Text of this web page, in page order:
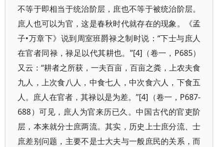
不等于即相当于统治阶层，庶也不等于被统治阶层。
庶人也可以为官，这是春秋时代就存在的现象。《孟
子•万章下》说到周室班爵禄之制时说：“下士与庶人
在官者同禄，禄足以代其耕也。”[4]（卷一，P685）
又云：“耕者之所获，一夫百亩，百亩之粪，上农夫食
九人，上次食八人，中食七人，中次食六人，下食五
人。庶人在官者，其禄以是为差。”[4]（卷一，P687-
688）可见，庶人为官来历已久。中国古代的官吏阶
层，本来就分士庶两流。其实，历史上士庶分流、士
庶差别问题，主要不是士大夫与一般庶民的关系，而